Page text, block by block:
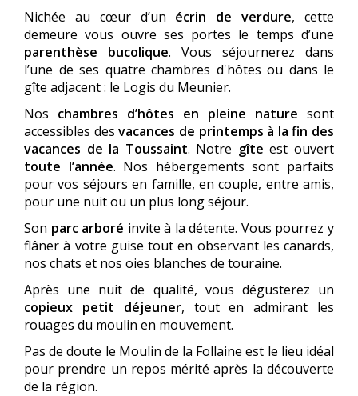
Nichée au cœur d’un écrin de verdure, cette
demeure vous ouvre ses portes le temps d’une
parenthèse bucolique. Vous séjournerez dans
l’une de ses quatre chambres d'hôtes ou dans le
gîte adjacent : le Logis du Meunier.
Nos chambres d’hôtes en pleine nature sont
accessibles des vacances de printemps à la fin des
vacances de la Toussaint. Notre gîteest ouvert
toute l’année. Nos hébergements sont parfaits
pour vos séjours en famille, en couple, entre amis,
pour une nuit ou un plus long séjour.
Son parc arboré invite à la détente. Vous pourrez y
flâner à votre guise tout en observant les canards,
nos chats et nos oies blanches de touraine.
Après une nuit de qualité, vous dégusterez un
copieux petit déjeuner, tout en admirant les
rouages du moulin en mouvement.
Pas de doute le Moulin de la Follaine est le lieu idéal
pour prendre un repos mérité après la découverte
de la région.